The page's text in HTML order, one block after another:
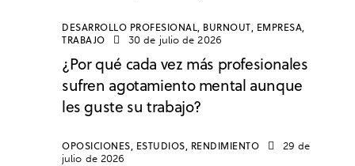
DESARROLLO PROFESIONAL, BURNOUT, EMPRESA,
TRABAJO
30 de julio de 2026
¿Por qué cada vez más profesionales
sufren agotamiento mental aunque
les guste su trabajo?
OPOSICIONES, ESTUDIOS, RENDIMIENTO
29 de
julio de 2026